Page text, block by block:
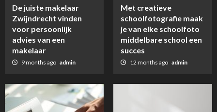
De juiste makelaar
Zwijndrecht vinden
voor persoonlijk
advies van een
makelaar
9 months ago admin
Met creatieve
schoolfotografie maak
je van elke schoolfoto
middelbare school een
succes
12 months ago admin